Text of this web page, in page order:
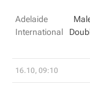
Adelaide
International
16.10, 09:10